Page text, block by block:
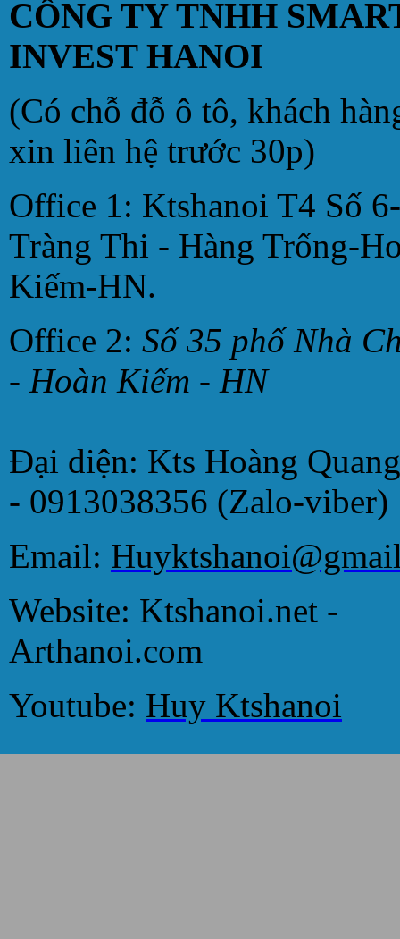
CÔNG TY TNHH
INVEST HANOI
(Có chỗ đỗ ô tô, khách
xin liên hệ trước 30p)
Office 1: Ktshanoi T4 Số
Tràng Thi - Hàng Trống-
Kiếm-HN.
Office 2: Số 35 phố Nhà
- Hoàn Kiếm - HN
Đại diện: Kts Hoàng
- 0913038356 (Zalo-viber)
Email:
Website: Ktshanoi.net -
Arthanoi.com
Youtube: Huy Ktshanoi